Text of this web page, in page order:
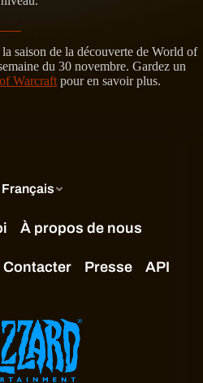
saison de la découverte de World of
du 30 novembre. Gardez un
Warcraft pour en savoir plus.